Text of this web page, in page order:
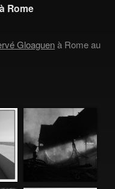
Rome
Gloaguenà Rome au